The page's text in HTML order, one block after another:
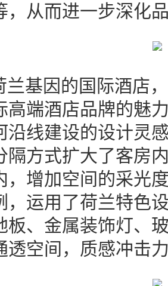
，从而进一步深化
兰基因的国际酒店
高端酒店品牌的魅
沿线建设的设计灵
隔方式扩大了客房
，增加空间的采光
，运用了荷兰特色
板、金属装饰灯、
透空间，质感冲击